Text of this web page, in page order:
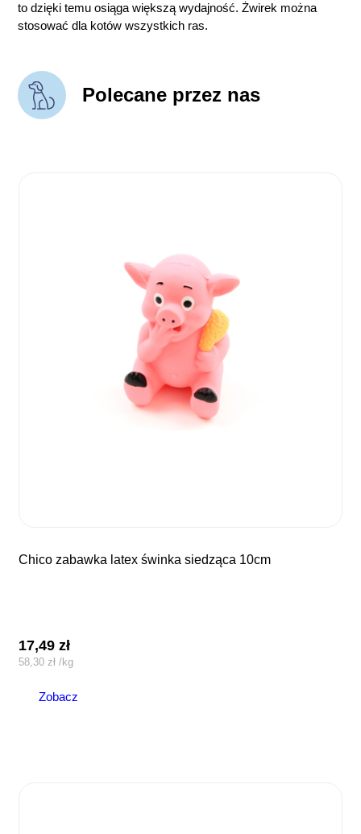
to dzięki temu osiąga większą wydajność. Żwirek można
stosować dla kotów wszystkich ras.
Polecane przez nas
chico zabawka latex świnka siedząca 10cm
17,49zł
58,30zł /kg
Zobacz